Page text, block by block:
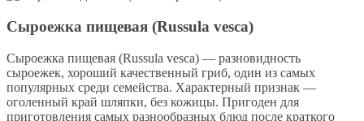
Сыроежка пищевая (Russula vesca)
Сыроежка пищевая (Russula vesca) — разновидность
сыроежек, хороший качественный гриб, один из самых
популярных среди семейства. Характерный признак —
оголенный край шляпки, без кожицы. Пригоден для
приготовления самых разнообразных блюд после краткого